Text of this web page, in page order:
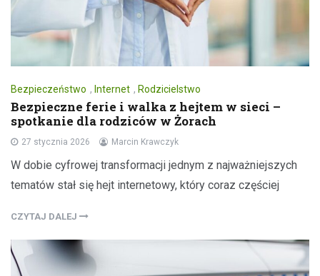
Bezpieczeństwo , Internet , Rodzicielstwo
Bezpieczne ferie i walka z hejtem w sieci –
spotkanie dla rodziców w Żorach
27 stycznia 2026 Marcin Krawczyk
W dobie cyfrowej transformacji jednym z najważniejszych
tematów stał się hejt internetowy, który coraz częściej
CZYTAJ DALEJ